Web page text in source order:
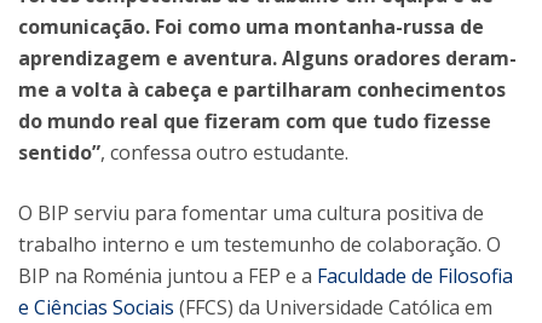
comunicação. Foi como uma montanha-russa de
aprendizagem e aventura. Alguns oradores deram-
me a volta à cabeça e partilharam conhecimentos
do mundo real que fizeram com que tudo fizesse
sentido”, confessa outro estudante.
O BIP serviu para fomentar uma cultura positiva de
trabalho interno e um testemunho de colaboração. O
BIP na Roménia juntou a FEP e a Faculdade de Filosofia
e Ciências Sociais (FFCS) da Universidade Católica em